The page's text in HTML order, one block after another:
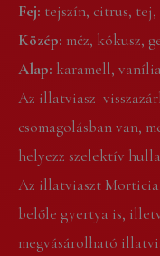
Fej: tejszín, citrus, tej,
Közép: méz, kókusz,
Alap: karamell, vanília
Az illatviasz
csomagolásban van,
helyezz szelektív
Az illatviaszt
belőle gyertya is,
megvásárolható